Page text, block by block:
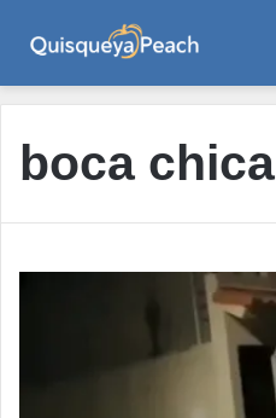
boca chica